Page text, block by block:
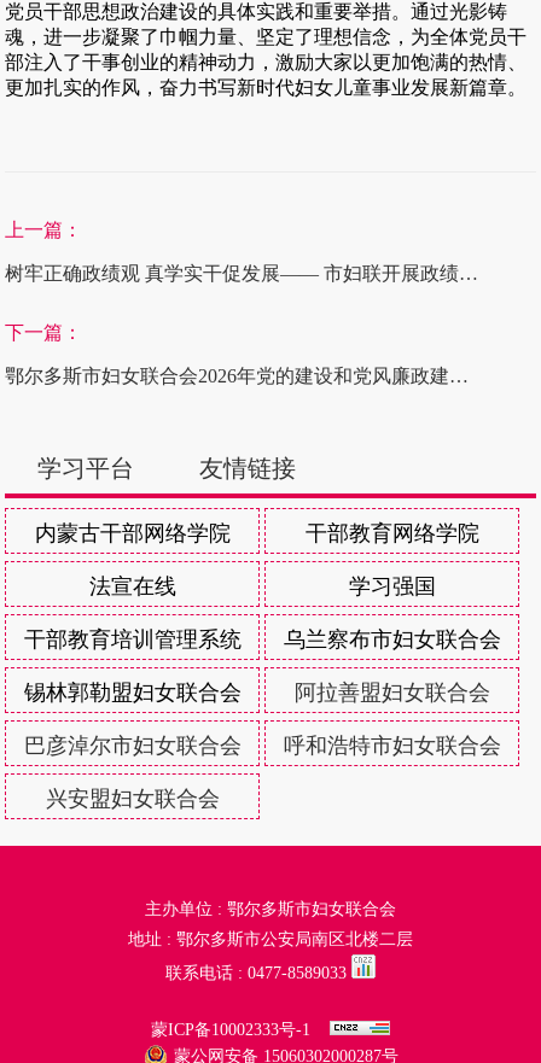
党员干部思想政治建设的具体实践和重要举措。通过光影铸
魂，进一步凝聚了巾帼力量、坚定了理想信念，为全体党员干
部注入了干事创业的精神动力，激励大家以更加饱满的热情、
更加扎实的作风，奋力书写新时代妇女儿童事业发展新篇章。
上一篇：
树牢正确政绩观 真学实干促发展—— 市妇联开展政绩观知识作答专题学习活动
下一篇：
鄂尔多斯市妇女联合会2026年党的建设和党风廉政建设工作会议暨警示教育会召开
学习平台 友情链接
内蒙古干部网络学院 干部教育网络学院
法宣在线 学习强国
干部教育培训管理系统 乌兰察布市妇女联合会
锡林郭勒盟妇女联合会 阿拉善盟妇女联合会
巴彦淖尔市妇女联合会 呼和浩特市妇女联合会
兴安盟妇女联合会
主办单位 : 鄂尔多斯市妇女联合会
地址 : 鄂尔多斯市公安局南区北楼二层
联系电话 : 0477-8589033
蒙ICP备10002333号-1
蒙公网安备 15060302000287号